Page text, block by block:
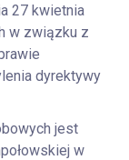
27 kwietnia
w związku z
dyrektywy
jest
w